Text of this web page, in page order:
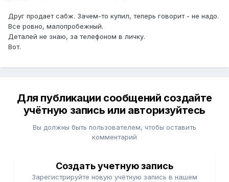
Друг продает сабж. Зачем-то купил, теперь говорит - не надо.
Все ровно, малопробежный.
Деталей не знаю, за телефоном в личку.
Вот.
Для публикации сообщений создайте
учётную запись или авторизуйтесь
Вы должны быть пользователем, чтобы оставить
комментарий
Создать учетную запись
Зарегистрируйте новую учётную запись в нашем